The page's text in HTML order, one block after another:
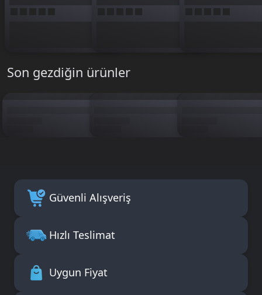
Son gezdiğin ürünler
Güvenli Alışveriş
Hızlı Teslimat
Uygun Fiyat